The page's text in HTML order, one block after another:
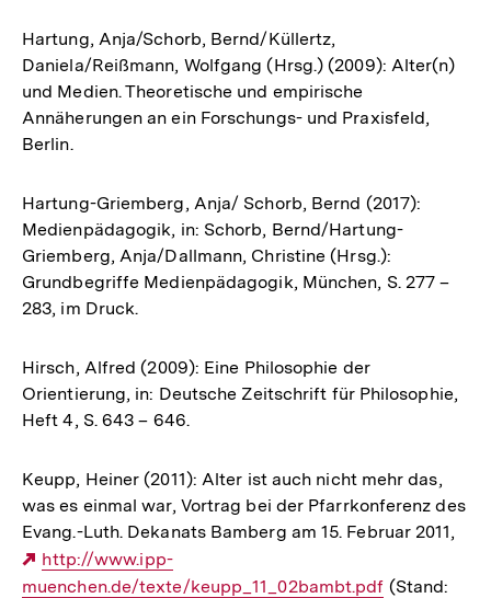
Hartung, Anja/Schorb, Bernd/Küllertz,
Daniela/Reißmann, Wolfgang (Hrsg.) (2009): Alter(n)
und Medien. Theoretische und empirische
Annäherungen an ein Forschungs- und Praxisfeld,
Berlin.
Hartung-Griemberg, Anja/ Schorb, Bernd (2017):
Medienpädagogik, in: Schorb, Bernd/Hartung-
Griemberg, Anja/Dallmann, Christine (Hrsg.):
Grundbegriffe Medienpädagogik, München, S. 277 –
283, im Druck.
Hirsch, Alfred (2009): Eine Philosophie der
Orientierung, in: Deutsche Zeitschrift für Philosophie,
Heft 4, S. 643 – 646.
Keupp, Heiner (2011): Alter ist auch nicht mehr das,
was es einmal war, Vortrag bei der Pfarrkonferenz des
Evang.-Luth. Dekanats Bamberg am 15. Februar 2011,
Externer
Link:
http://www.ipp-
muenchen.de/texte/keupp_11_02bambt.pdf (Stand: